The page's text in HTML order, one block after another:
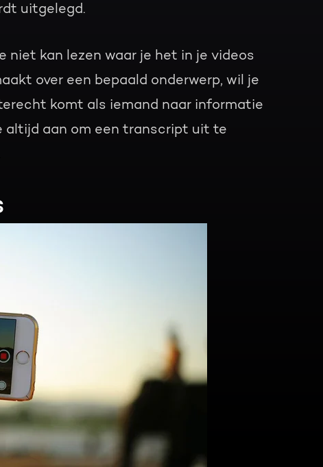
uitgelegd.
niet kan lezen waar je het in je videos
over een bepaald onderwerp, wil je
komt als iemand naar informatie
altijd aan om een transcript uit te